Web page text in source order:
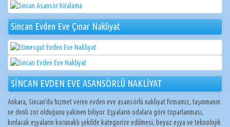
Sincan Evden Eve Çınar Nakliyat
SİNCAN EVDEN EVE ASANSÖRLÜ NAKLİYAT
Ankara, Sincan’da hizmet veren evden eve asansörlü nakliyat firmamız, taşınmanın
ne denli zor olduğunu yakinen biliyor. Eşyaların odalara göre toparlanması,
kırılacak eşyaların korunaklı şekilde kategorize edilmesi, beyaz eşya ve teknolojik